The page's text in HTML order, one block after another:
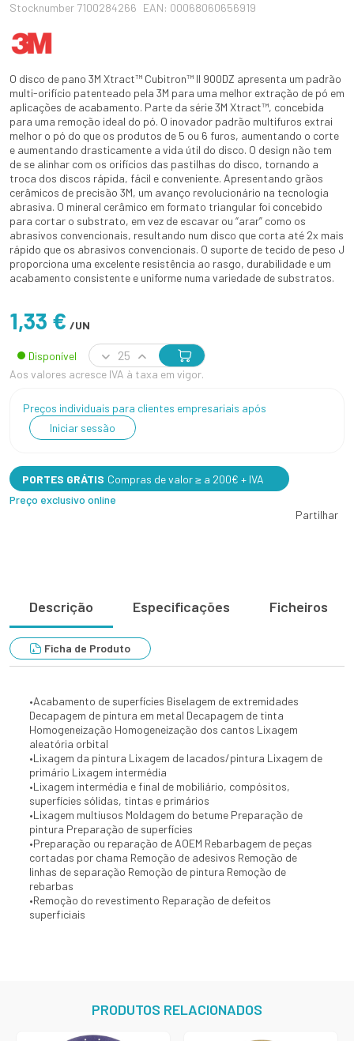
Stocknumber 7100284266 EAN: 00068060656919
O disco de pano 3M Xtract™ Cubitron™ II 900DZ apresenta um padrão
multi-orifício patenteado pela 3M para uma melhor extração de pó em
aplicações de acabamento. Parte da série 3M Xtract™, concebida
para uma remoção ideal do pó. O inovador padrão multifuros extrai
melhor o pó do que os produtos de 5 ou 6 furos, aumentando o corte
e aumentando drasticamente a vida útil do disco. O design não tem
de se alinhar com os orifícios das pastilhas do disco, tornando a
troca dos discos rápida, fácil e conveniente. Apresentando grãos
cerâmicos de precisão 3M, um avanço revolucionário na tecnologia
abrasiva. O mineral cerâmico em formato triangular foi concebido
para cortar o substrato, em vez de escavar ou “arar” como os
abrasivos convencionais, resultando num disco que corta até 2x mais
rápido que os abrasivos convencionais. O suporte de tecido de peso J
proporciona uma excelente resistência ao rasgo, durabilidade e um
acabamento consistente e uniforme numa variedade de substratos.
1,33 € /UN
Disponível
Aos valores acresce IVA à taxa em vigor.
Preços individuais para clientes empresariais após
Iniciar sessão
PORTES GRÁTIS Compras de valor ≥ a 200€ + IVA
Preço exclusivo online
Partilhar
Descrição Especificações Ficheiros
Ficha de Produto
•Acabamento de superfícies Biselagem de extremidades
Decapagem de pintura em metal Decapagem de tinta
Homogeneização Homogeneização dos cantos Lixagem
aleatória orbital
•Lixagem da pintura Lixagem de lacados/pintura Lixagem de
primário Lixagem intermédia
•Lixagem intermédia e final de mobiliário, compósitos,
superfícies sólidas, tintas e primários
•Lixagem multiusos Moldagem do betume Preparação de
pintura Preparação de superfícies
•Preparação ou reparação de AOEM Rebarbagem de peças
cortadas por chama Remoção de adesivos Remoção de
linhas de separação Remoção de pintura Remoção de
rebarbas
•Remoção do revestimento Reparação de defeitos
superficiais
PRODUTOS RELACIONADOS